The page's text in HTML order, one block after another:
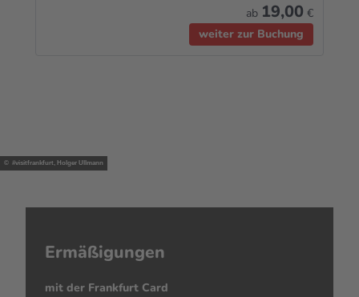
ab 19,00 €
weiter zur Buchung
© #visitfrankfurt, Holger Ullmann
Ermäßigungen
mit der Frankfurt Card